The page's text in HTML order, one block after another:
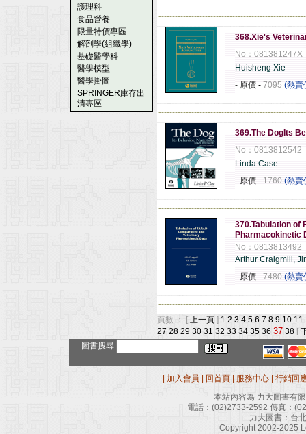
護理科
食品營養
限量特價專區
解剖學(組織學)
基礎醫學科
醫學模型
醫學掛圖
SPRINGER庫存出
清專區
368.Xie's
No：081381247X
Huisheng Xie
- 原價 - 7095 (熱賣
369.The DogIts
No：0813812542
Linda Case
- 原價 - 1760 (熱賣
370.Tabulation of
Pharmacokinetic
No：0813813492
Arthur Craigmill,
- 原價 - 7480 (熱賣
頁數 ： [ 上一頁 ] 1 2 3 4 5 6 7 8 9 10 11
27 28 29 30 31 32 33 34 35 36 37 38 [
圖書搜尋
加入會員 回首頁 服務中心
行銷回
本站內容為 力大圖書有
電話： (02)2733-2592 傳真：
力大圖書：台
Copyright 2002-2025